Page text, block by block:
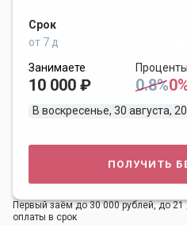
Срок
от 7 д
Занимаете
10 000 ₽ 0.8%
В воскресенье, 30 августа,
получить
Первый заём до 30 000 рублей, до
оплаты в срок